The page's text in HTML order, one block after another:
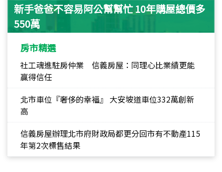
新手爸爸不容易阿公幫幫忙 10年購屋總價多
550萬
房市精選
社工魂進駐房仲業 信義房屋：同理心比業績更能
贏得信任
北市車位『奢侈的幸福』 大安坡道車位332萬創新
高
信義房屋辦理北市府財政局都更分回市有不動產115
年第2次標售結果